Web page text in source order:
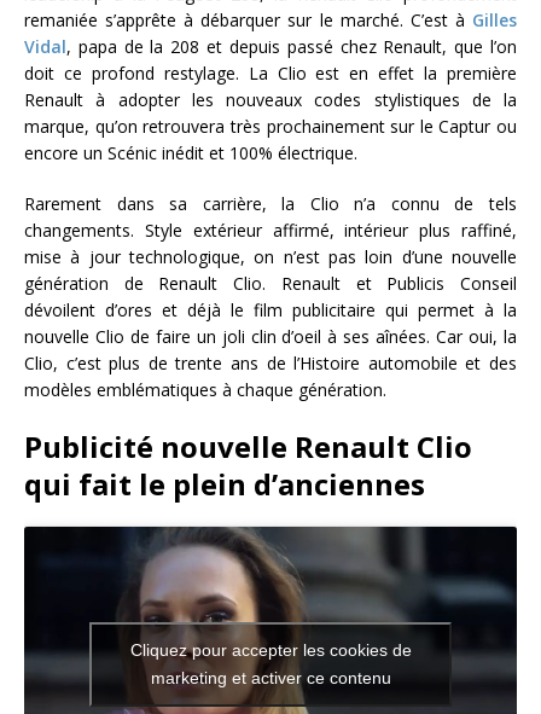
remaniée s’apprête à débarquer sur le marché. C’est à Gilles
Vidal, papa de la 208 et depuis passé chez Renault, que l’on
doit ce profond restylage. La Clio est en effet la première
Renault à adopter les nouveaux codes stylistiques de la
marque, qu’on retrouvera très prochainement sur le Captur ou
encore un Scénic inédit et 100% électrique.
Rarement dans sa carrière, la Clio n’a connu de tels
changements. Style extérieur affirmé, intérieur plus raffiné,
mise à jour technologique, on n’est pas loin d’une nouvelle
génération de Renault Clio. Renault et Publicis Conseil
dévoilent d’ores et déjà le film publicitaire qui permet à la
nouvelle Clio de faire un joli clin d’oeil à ses aînées. Car oui, la
Clio, c’est plus de trente ans de l’Histoire automobile et des
modèles emblématiques à chaque génération.
Publicité nouvelle Renault Clio
qui fait le plein d’anciennes
Cliquez pour accepter les cookies de
marketing et activer ce contenu